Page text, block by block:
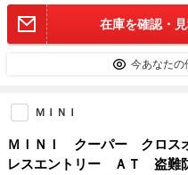
在庫を確認・
今あなたの
ＭＩＮＩ
ＭＩＮＩ クーパー クロス
レスエントリー ＡＴ 盗